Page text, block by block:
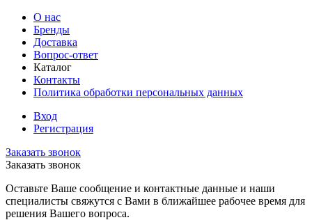
О нас
Бренды
Доставка
Вопрос-ответ
Каталог
Контакты
Политика обработки персональных данных
Вход
Регистрация
Заказать звонок
Заказать звонок
Оставьте Ваше сообщение и контактные данные и наши
специалисты свяжутся с Вами в ближайшее рабочее время для
решения Вашего вопроса.